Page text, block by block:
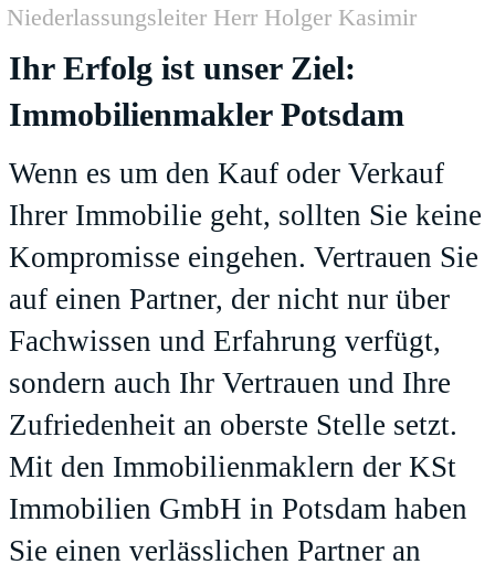
Niederlassungsleiter Herr Holger Kasimir
Ihr Erfolg ist unser Ziel:
Immobilienmakler Potsdam
Wenn es um den Kauf oder Verkauf
Ihrer Immobilie geht, sollten Sie keine
Kompromisse eingehen. Vertrauen Sie
auf einen Partner, der nicht nur über
Fachwissen und Erfahrung verfügt,
sondern auch Ihr Vertrauen und Ihre
Zufriedenheit an oberste Stelle setzt.
Mit den Immobilienmaklern der KSt
Immobilien GmbH in Potsdam haben
Sie einen verlässlichen Partner an